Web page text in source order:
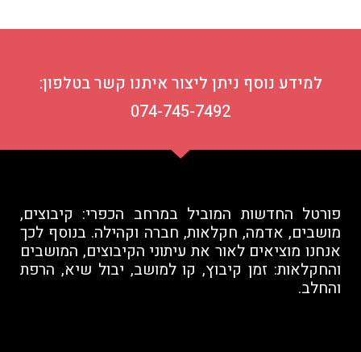
למידע נוסף ניתן ליצור איתנו קשר בטלפון:
074-745-7492
פורטל החדשות המוביל במרחב הכפרי: קיבוצים,
מושבים, אדמה, חקלאות, חברה וקהילה. בנוסף לכך
אנחנו מוציאים לאור את עיתוני הקיבוצים, המושבים
והחקלאות: זמן קיבוץ, קו למושב, יבול שיא, הרפת
והחלב.